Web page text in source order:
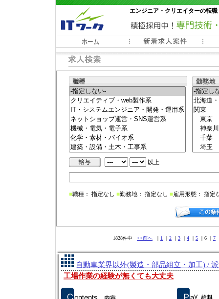
エンジニア・クリエイターの転
常時3000件以上の求人情報掲載中
以上
■職種： 指定なし ■勤務地： 指定なし ■雇用形態： 指定
1828件中 <<前へ ｜ 1 ｜ 2 ｜ 3 ｜ 4 ｜ 5 ｜6 ｜ 7
自動車業界以外(製造・部品組立・加工) /
工場作業の経験が無くても大丈夫